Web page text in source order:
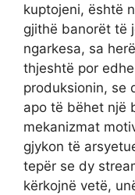
kuptojeni, është
gjithë banorët të
ngarkesa, sa
thjeshtë por
produksionin, se
apo të bëhet një
mekanizmat
gjykon të
tepër se dy
kërkojnë vetë,